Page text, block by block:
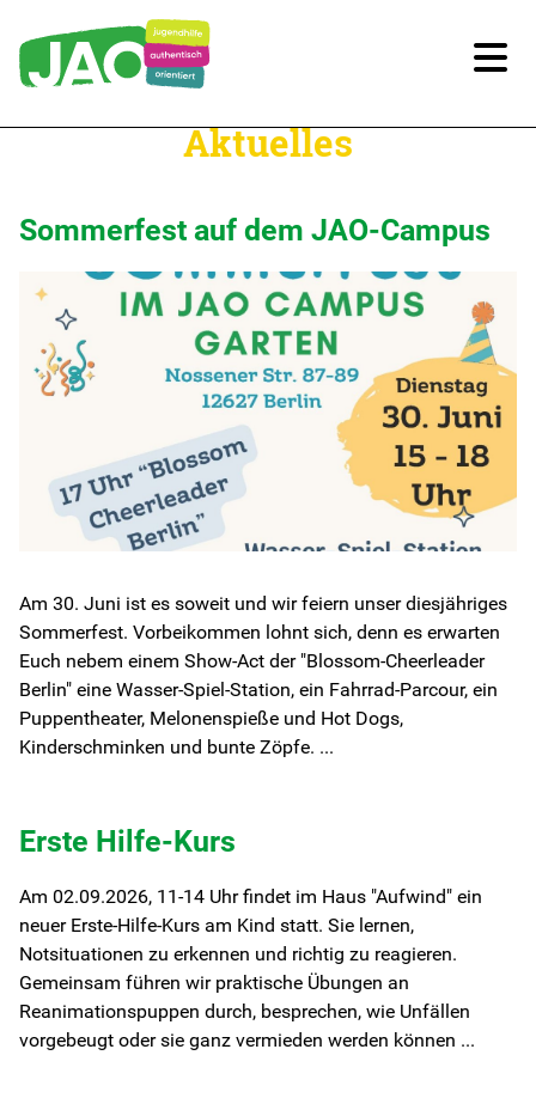
Angebote nach Regionen
Stadtteilmütter
Ein-Eltern-Familien - Netzwerk Berlin
Kontakt
Für Kinder/Jugendliche
Freiwilligendienste
Berufliche Orientierung
Lerntherapie
Über uns
Aktuelles
Sommerfest auf dem JAO-Campus
Am 30. Juni ist es soweit und wir feiern unser diesjähriges
Sommerfest. Vorbeikommen lohnt sich, denn es erwarten
Euch nebem einem Show-Act der "Blossom-Cheerleader
Berlin" eine Wasser-Spiel-Station, ein Fahrrad-Parcour, ein
Puppentheater, Melonenspieße und Hot Dogs,
Kinderschminken und bunte Zöpfe. ...
Erste Hilfe-Kurs
Am 02.09.2026, 11-14 Uhr findet im Haus "Aufwind" ein
neuer Erste-Hilfe-Kurs am Kind statt. Sie lernen,
Notsituationen zu erkennen und richtig zu reagieren.
Gemeinsam führen wir praktische Übungen an
Reanimationspuppen durch, besprechen, wie Unfällen
vorgebeugt oder sie ganz vermieden werden können ...